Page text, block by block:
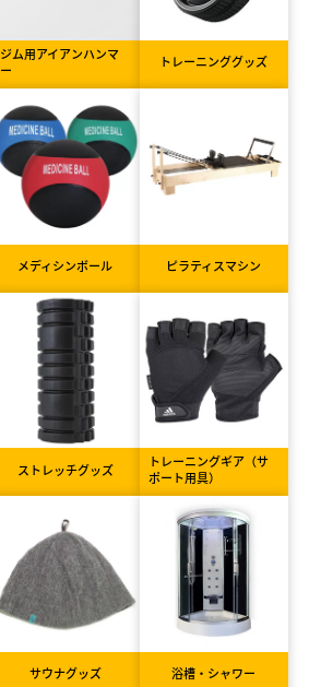
ジム用アイアンハンマ
ー
トレーニンググッズ
メディシンボール ピラティスマシン
ストレッチグッズ
トレーニングギア（サ
ポート用具）
サウナグッズ 浴槽・シャワー